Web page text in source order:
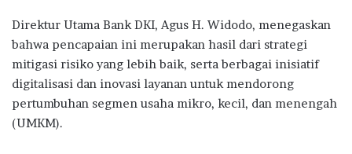
Direktur Utama Bank DKI, Agus H. Widodo, menegaskan
bahwa pencapaian ini merupakan hasil dari strategi
mitigasi risiko yang lebih baik, serta berbagai inisiatif
digitalisasi dan inovasi layanan untuk mendorong
pertumbuhan segmen usaha mikro, kecil, dan menengah
(UMKM).